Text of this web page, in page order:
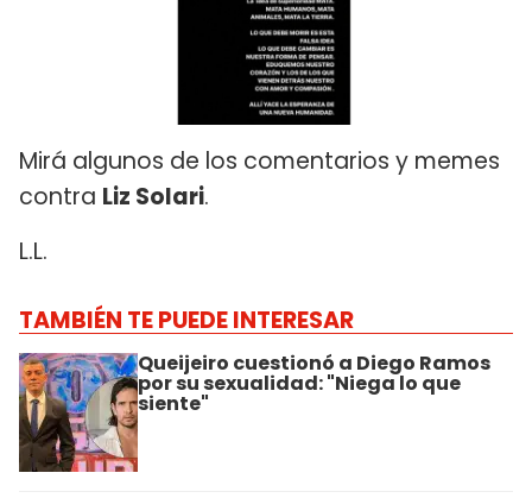
Mirá algunos de los comentarios y memes
contra Liz Solari.
L.L.
TAMBIÉN TE PUEDE INTERESAR
Queijeiro cuestionó a Diego Ramos
por su sexualidad: "Niega lo que
siente"